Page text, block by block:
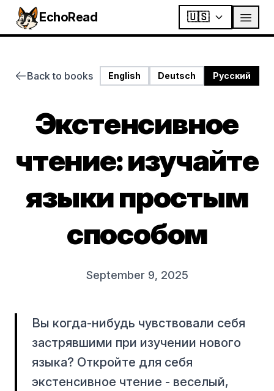
EchoRead 🇺🇸
Back to books English Deutsch Русский
Экстенсивное
чтение: изучайте
языки простым
способом
September 9, 2025
Вы когда-нибудь чувствовали себя
застрявшими при изучении нового
языка? Откройте для себя
экстенсивное чтение - веселый,